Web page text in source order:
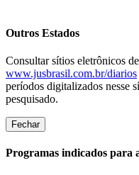
Outros Estados
Consultar sítios eletrônicos
www.jusbrasil.com.br/diarios
períodos digitalizados nesse
pesquisado.
Fechar
Programas indicados